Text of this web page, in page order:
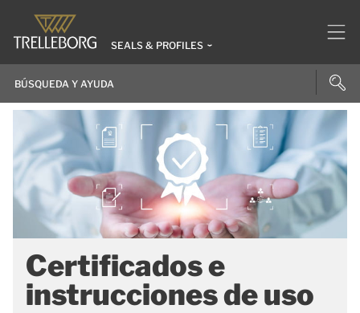
SEALS & PROFILES
Certificados e
instrucciones de uso